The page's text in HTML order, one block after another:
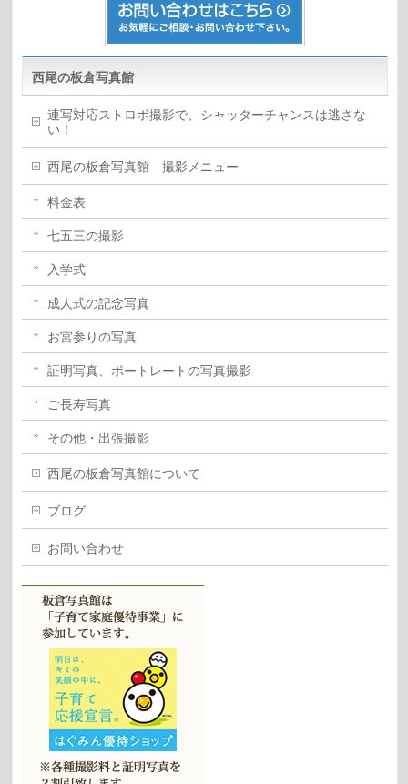
西尾の板倉写真館
連写対応ストロボ撮影で、シャッターチャンスは逃さな
い！
西尾の板倉写真館 撮影メニュー
料金表
七五三の撮影
入学式
成人式の記念写真
お宮参りの写真
証明写真、ポートレートの写真撮影
ご長寿写真
その他・出張撮影
西尾の板倉写真館について
ブログ
お問い合わせ